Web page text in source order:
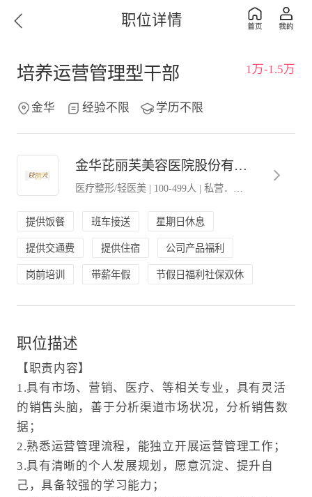
职位详情
培养运营管理型干部 1万-1.5万
金华 经验不限 学历不限
金华芘丽芙美容医院股份有限公司
医疗整形/轻医美 | 100-499人 | 私营．民营企业
提供饭餐 班车接送 星期日休息
提供交通费 提供住宿 公司产品福利
岗前培训 带薪年假 节假日福利社保双休
职位描述
【职责内容】
1.具有市场、营销、医疗、等相关专业，具有灵活
的销售头脑，善于分析渠道市场状况，分析销售数
据；
2.熟悉运营管理流程，能独立开展运营管理工作；
3.具有清晰的个人发展规划，愿意沉淀、提升自
己，具备较强的学习能力；